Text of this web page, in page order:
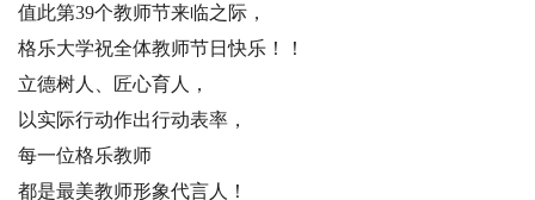
值此第39个教师节来临之际，
格乐大学祝全体教师节日快乐！！
立德树人、匠心育人，
以实际行动作出行动表率，
每一位格乐教师
都是最美教师形象代言人！